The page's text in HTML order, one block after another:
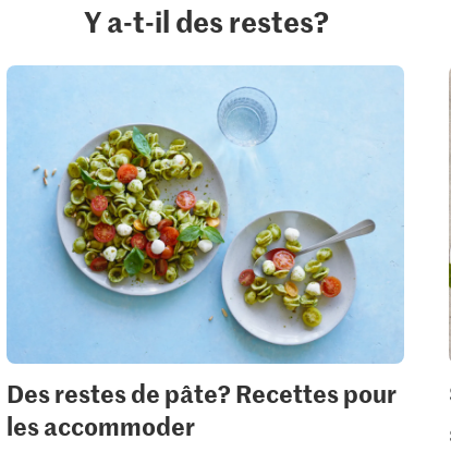
Y a-t-il des restes?
Des restes de pâte? Recettes pour
les accommoder